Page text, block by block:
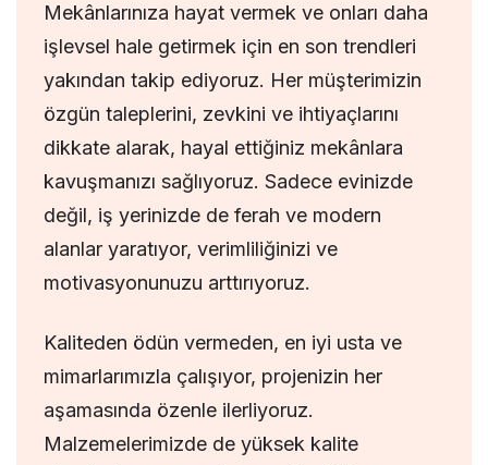
Mekânlarınıza hayat vermek ve onları daha
işlevsel hale getirmek için en son trendleri
yakından takip ediyoruz. Her müşterimizin
özgün taleplerini, zevkini ve ihtiyaçlarını
dikkate alarak, hayal ettiğiniz mekânlara
kavuşmanızı sağlıyoruz. Sadece evinizde
değil, iş yerinizde de ferah ve modern
alanlar yaratıyor, verimliliğinizi ve
motivasyonunuzu arttırıyoruz.
Kaliteden ödün vermeden, en iyi usta ve
mimarlarımızla çalışıyor, projenizin her
aşamasında özenle ilerliyoruz.
Malzemelerimizde de yüksek kalite